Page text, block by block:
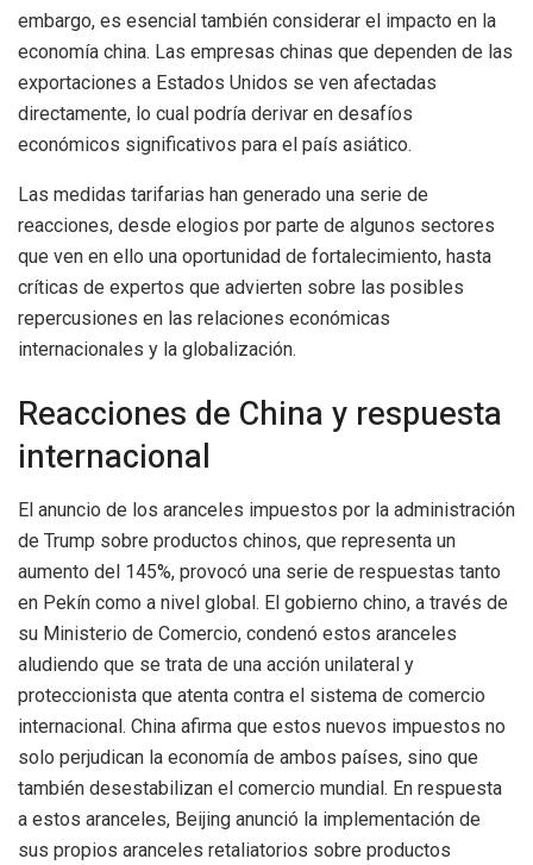
embargo, es esencial también considerar el impacto en la
economía china. Las empresas chinas que dependen de las
exportaciones a Estados Unidos se ven afectadas
directamente, lo cual podría derivar en desafíos
económicos significativos para el país asiático.
Las medidas tarifarias han generado una serie de
reacciones, desde elogios por parte de algunos sectores
que ven en ello una oportunidad de fortalecimiento, hasta
críticas de expertos que advierten sobre las posibles
repercusiones en las relaciones económicas
internacionales y la globalización.
Reacciones de China y respuesta
internacional
El anuncio de los aranceles impuestos por la administración
de Trump sobre productos chinos, que representa un
aumento del 145%, provocó una serie de respuestas tanto
en Pekín como a nivel global. El gobierno chino, a través de
su Ministerio de Comercio, condenó estos aranceles
aludiendo que se trata de una acción unilateral y
proteccionista que atenta contra el sistema de comercio
internacional. China afirma que estos nuevos impuestos no
solo perjudican la economía de ambos países, sino que
también desestabilizan el comercio mundial. En respuesta
a estos aranceles, Beijing anunció la implementación de
sus propios aranceles retaliatorios sobre productos